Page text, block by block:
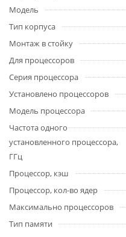
Модель
Тип корпуса
Монтаж в стойку
Для процессоров
Серия процессора
Установлено процессоров
Модель процессора
Частота одного
установленного процессора,
ГГц
Процессор, кэш
Процессор, кол-во ядер
Максимально процессоров
Тип памяти